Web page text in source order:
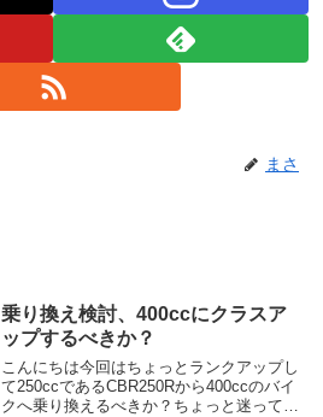
まさ
乗り換え検討、400ccにクラスア
ップするべきか？
こんにちは今回はちょっとランクアップし
て250ccであるCBR250Rから400ccのバイ
クへ乗り換えるべきか？ちょっと迷ってし